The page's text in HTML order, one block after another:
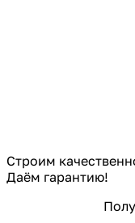
Строим
Даём гарантию!